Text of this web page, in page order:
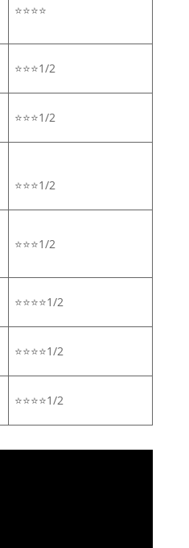
⭐⭐⭐⭐
⭐⭐⭐1/2
⭐⭐⭐1/2
⭐⭐⭐1/2
⭐⭐⭐1/2
⭐⭐⭐⭐1/2
⭐⭐⭐⭐1/2
⭐⭐⭐⭐1/2